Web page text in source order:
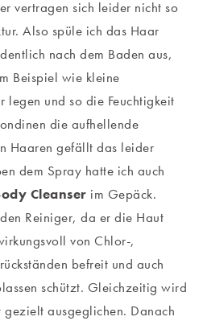
vertragen sich leider nicht so
Also spüle ich das Haar
nach dem Baden aus,
Beispiel wie kleine
legen und so die Feuchtigkeit
die aufhellende
Haaren gefällt das leider
dem Spray hatte ich auch
Cleanser im Gepäck.
Reiniger, da er die Haut
von Chlor-,
befreit und auch
schützt. Gleichzeitig wird
gezielt ausgeglichen. Danach